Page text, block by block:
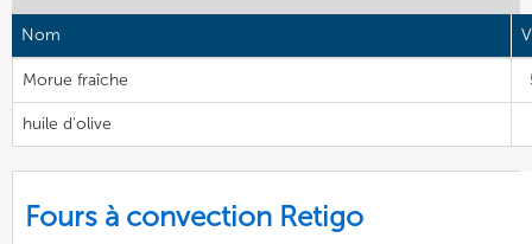
Nom
Morue fraîche
huile d'olive
Fours à convection Retigo